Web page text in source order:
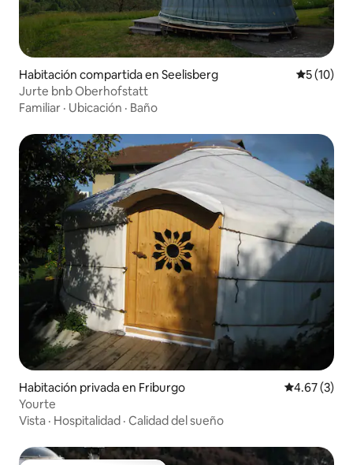
Habitación compartida en Seelisberg
5 (10)
Jurte bnb Oberhofstatt
Familiar · Ubicación · Baño
Habitación privada en Friburgo Calificación
4.67 (3)
Yourte
Vista · Hospitalidad · Calidad del sueño